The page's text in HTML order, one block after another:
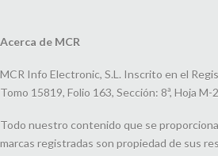
Acerca de MCR
MCR Info Electronic, S.L. Inscrito en el
Tomo 15819, Folio 163, Sección: 8ª, Hoja
Todo nuestro contenido que se
marcas registradas son propiedad de sus